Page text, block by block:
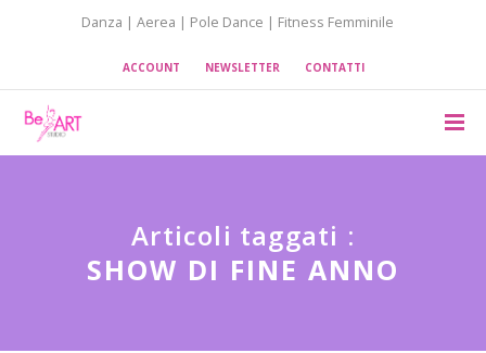
Danza | Aerea | Pole Dance | Fitness Femminile
ACCOUNT NEWSLETTER CONTATTI
Articoli taggati :
SHOW DI FINE ANNO